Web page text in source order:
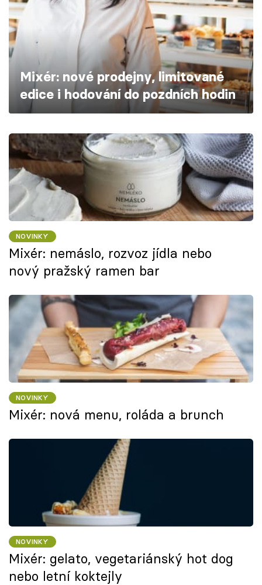
Škola vaření
Recepty z TV
Speciál: Cuketa
Těhotnej kuchař
Přihlášení
Sledujte nás
Mixér: nové prodejny, limitované
edice i hodování do pozdních hodin
NOVINKY
Mixér: nemáslo, rozvoz jídla nebo
nový pražský ramen bar
NOVINKY
Mixér: nová menu, roláda a brunch
NOVINKY
Mixér: gelato, vegetariánský hot dog
nebo letní koktejly